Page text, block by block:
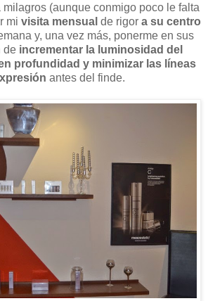
milagros (aunque conmigo poco le falta
mi visita mensual de rigor a su centro
y, una vez más, ponerme en sus
de incrementar la luminosidad del
profundidad y minimizar las líneas
antes del finde.